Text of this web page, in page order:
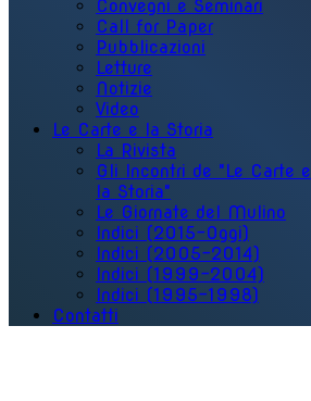
Convegni e Seminari
Call for Paper
Pubblicazioni
Letture
Notizie
Video
Le Carte e la Storia
La Rivista
Gli Incontri de "Le Carte e
la Storia"
Le Giornate del Mulino
Indici (2015-Oggi)
Indici (2005-2014)
Indici (1999-2004)
Indici (1995-1998)
Contatti